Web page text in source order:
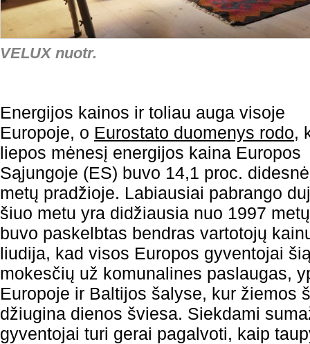
VELUX nuotr.
Energijos kainos ir toliau auga visoje
Europoje, o Eurostato duomenys rodo,
liepos mėnesį energijos kaina Europos
Sąjungoje (ES) buvo 14,1 proc.
metų pradžioje. Labiausiai pabrango
šiuo metu yra didžiausia nuo 1997
buvo paskelbtas bendras vartotojų
liudija, kad visos Europos gyventojai
mokesčių už komunalines paslaugas,
Europoje ir Baltijos šalyse, kur žiemos
džiugina dienos šviesa. Siekdami
gyventojai turi gerai pagalvoti, kaip